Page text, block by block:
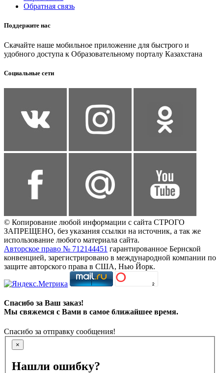
Обратная связь
Поддержите нас
Скачайте наше мобильное приложение для быстрого и
удобного доступа к Образовательному порталу Казахстана
Социальные сети
© Копирование любой информации с сайта СТРОГО
ЗАПРЕЩЕНО, без указания ссылки на источник, а так же
использование любого материала сайта.
Авторское право № 712144451 гарантированное Бернской
конвенцией, зарегистрировано в международной компании по
защите авторского права в США, Нью Йорк.
Спасибо за Ваш заказ!
Мы свяжемся с Вами в самое ближайшее время.
Спасибо за отправку сообщения!
×
Нашли ошибку?